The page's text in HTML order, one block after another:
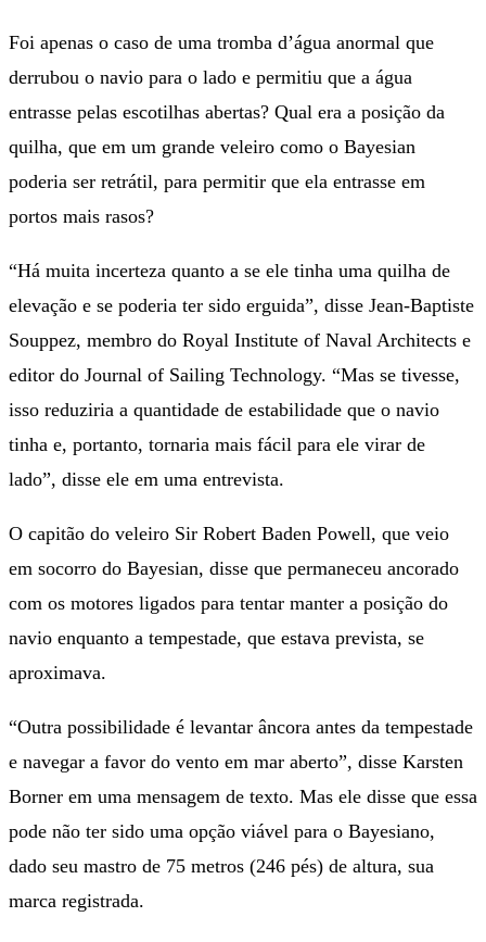
Foi apenas o caso de uma tromba d’água anormal que
derrubou o navio para o lado e permitiu que a água
entrasse pelas escotilhas abertas? Qual era a posição da
quilha, que em um grande veleiro como o Bayesian
poderia ser retrátil, para permitir que ela entrasse em
portos mais rasos?
“Há muita incerteza quanto a se ele tinha uma quilha de
elevação e se poderia ter sido erguida”, disse Jean-Baptiste
Souppez, membro do Royal Institute of Naval Architects e
editor do Journal of Sailing Technology. “Mas se tivesse,
isso reduziria a quantidade de estabilidade que o navio
tinha e, portanto, tornaria mais fácil para ele virar de
lado”, disse ele em uma entrevista.
O capitão do veleiro Sir Robert Baden Powell, que veio
em socorro do Bayesian, disse que permaneceu ancorado
com os motores ligados para tentar manter a posição do
navio enquanto a tempestade, que estava prevista, se
aproximava.
“Outra possibilidade é levantar âncora antes da tempestade
e navegar a favor do vento em mar aberto”, disse Karsten
Borner em uma mensagem de texto. Mas ele disse que essa
pode não ter sido uma opção viável para o Bayesiano,
dado seu mastro de 75 metros (246 pés) de altura, sua
marca registrada.